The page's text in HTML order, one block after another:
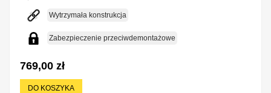
Wytrzymała konstrukcja
Zabezpieczenie przeciwdemontażowe
769,00 zł
DO KOSZYKA